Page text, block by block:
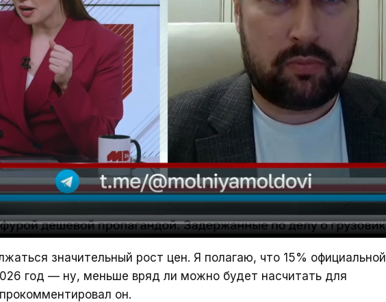
значительный рост цен. Я полагаю, что 15% официальной
год — ну, меньше вряд ли можно будет насчитать для
он.